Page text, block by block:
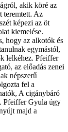
akik köré az
teremtett. Az
képezi az öt
kiemelése.
hogy az alkotók és
egymástól,
lelkéhez. Pfeiffer
ó, az előadás zenei
népszerű
fel a
A cigánybáró
Pfeiffer Gyula úgy
majd a